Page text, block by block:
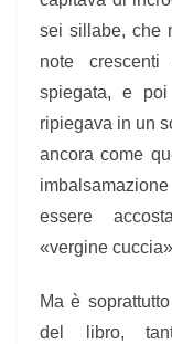
sei sillabe, che
note crescenti
spiegata, e
ripiegava in un
ancora come
essere
«vergine
Ma è
del libro,